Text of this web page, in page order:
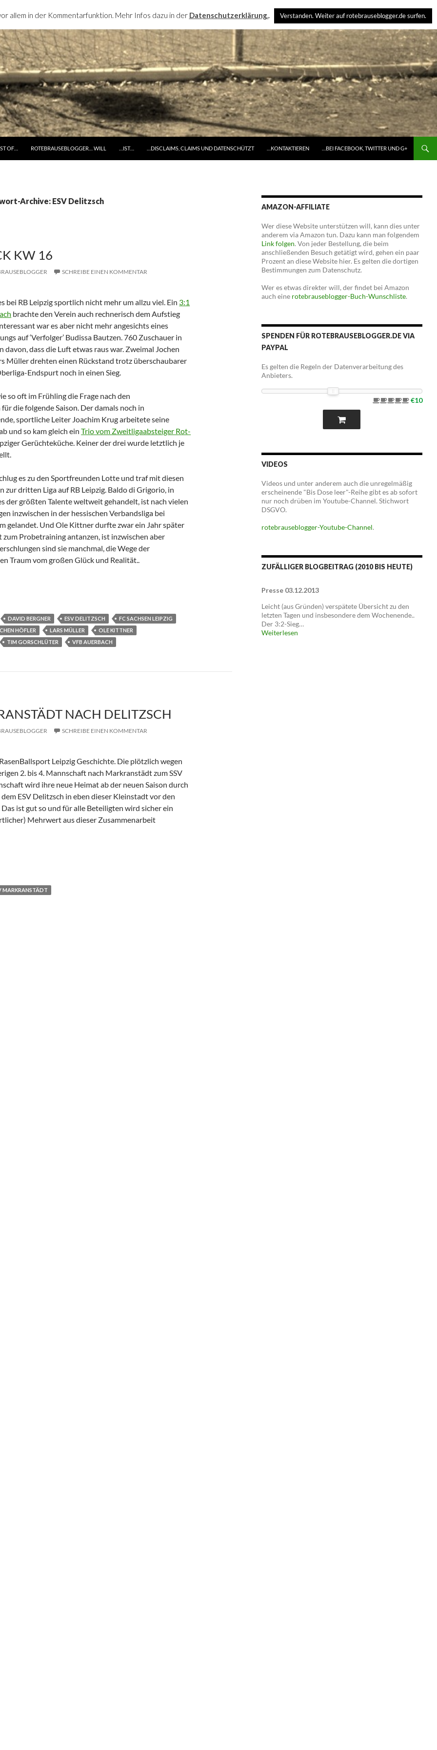
OF…
ROTEBRAUSEBLOGGER… WILL …IST… …DISCLAIMS, CLAIMS UND DATENSCHÜTZT …KONTAKTIEREN …BEI FACEBOOK, TWITTER UND G+
Archive: ESV Delitzsch
KW 16
SCHREIBE EINEN KOMMENTAR
bei RB Leipzig sportlich nicht mehr um allzu viel. Ein 3:1
brachte den Verein auch rechnerisch dem Aufstieg
war es aber nicht mehr angesichts eines
auf ‘Verfolger’ Budissa Bautzen. 760 Zuschauer in
dass die Luft etwas raus war. Zweimal Jochen
Müller drehten einen Rückstand trotz überschaubarer
Endspurt noch in einen Sieg.
so oft im Frühling die Frage nach den
die folgende Saison. Der damals noch in
sportliche Leiter Joachim Krug arbeitete seine
und so kam gleich einTrio vom Zweitligaabsteiger Rot-
Gerüchteküche. Keiner der drei wurde letztlich je
es zu den Sportfreunden Lotte und traf mit diesen
zur dritten Liga auf RB Leipzig. Baldo di Grigorio, in
der größten Talente weltweit gehandelt, ist nach vielen
inzwischen in der hessischen Verbandsliga bei
gelandet. Und Ole Kittner durfte zwar ein Jahr später
zum Probetraining antanzen, ist inzwischen aber
sind sie manchmal, die Wege der
Traum vom großen Glück und Realität..
DAVID BERGNER ESV DELITZSCH
FC SACHSEN LEIPZIG
HÖFLER LARS MÜLLER
OLE KITTNER
TIM GORSCHLÜTER VFB AUERBACH
NACH DELITZSCH
SCHREIBE EINEN KOMMENTAR
Leipzig Geschichte. Die plötzlich wegen
2. bis 4. Mannschaft nach Markranstädt zum SSV
wird ihre neue Heimat ab der neuen Saison durch
ESV Delitzsch in eben dieser Kleinstadt vor den
Das ist gut so und für alle Beteiligten wird sicher ein
Mehrwert aus dieser Zusammenarbeit
Delitzsch
MARKRANSTÄDT
AMAZON-AFFILIATE
Wer diese Website unterstützen will, kann dies unter
anderem via Amazon tun. Dazu kann man folgendem
Link folgen. Von jeder Bestellung, die beim
anschließenden Besuch getätigt wird, gehen ein paar
Prozent an diese Website hier. Es gelten die dortigen
Bestimmungen zum Datenschutz.
Wer es etwas direkter will, der findet bei Amazon
auch eine rotebrauseblogger-Buch-Wunschliste.
SPENDEN FÜR ROTEBRAUSEBLOGGER.DE VIA
PAYPAL
Es gelten die Regeln der Datenverarbeitung des
Anbieters.
€10
VIDEOS
Videos und unter anderem auch die unregelmäßig
erscheinende "Bis Dose leer"-Reihe gibt es ab sofort
nur noch drüben im Youtube-Channel. Stichwort
DSGVO.
rotebrauseblogger-Youtube-Channel.
ZUFÄLLIGER BLOGBEITRAG (2010 BIS HEUTE)
Presse 03.12.2013
Leicht (aus Gründen) verspätete Übersicht zu den
letzten Tagen und insbesondere dem Wochenende..
Der 3:2-Sieg…
Weiterlesen
allem in der Kommentarfunktion. Mehr Infos dazu in der Datenschutzerklärung.. Verstanden. Weiter auf rotebrauseblogger.de surfen.